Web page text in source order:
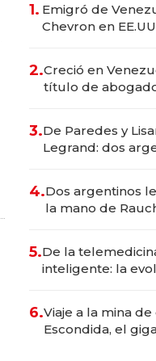
1. Emigró de
Chevron en
2.Creció en
título de
3.De Paredes y
Legrand: dos
4.Dos argentinos
la mano de
5.De la
inteligente: la
6.Viaje a la mina
Escondida, el